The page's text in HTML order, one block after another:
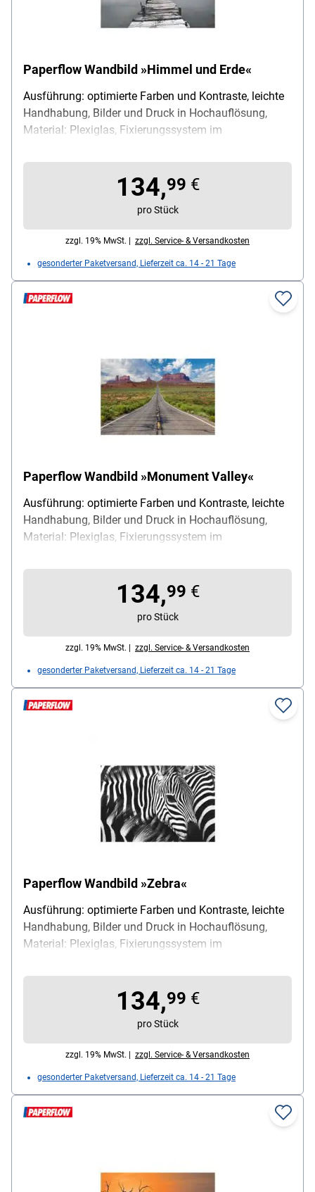
Paperflow Wandbild »Himmel und Erde«
Ausführung: optimierte Farben und Kontraste, leichte
Handhabung, Bilder und Druck in Hochauflösung,
Material: Plexiglas, Fixierungssystem im
134,99 €
pro Stück
zzgl. 19% MwSt. | zzgl. Service- & Versandkosten
gesonderter Paketversand, Lieferzeit ca. 14 - 21 Tage
Paperflow Wandbild »Monument Valley«
Ausführung: optimierte Farben und Kontraste, leichte
Handhabung, Bilder und Druck in Hochauflösung,
Material: Plexiglas, Fixierungssystem im
134,99 €
pro Stück
zzgl. 19% MwSt. | zzgl. Service- & Versandkosten
gesonderter Paketversand, Lieferzeit ca. 14 - 21 Tage
Paperflow Wandbild »Zebra«
Ausführung: optimierte Farben und Kontraste, leichte
Handhabung, Bilder und Druck in Hochauflösung,
Material: Plexiglas, Fixierungssystem im
134,99 €
pro Stück
zzgl. 19% MwSt. | zzgl. Service- & Versandkosten
gesonderter Paketversand, Lieferzeit ca. 14 - 21 Tage